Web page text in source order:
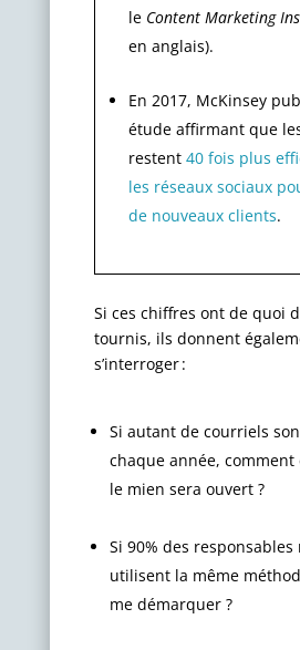
le Content Marketing
en anglais).
En 2017, McKinsey
étude affirmant que
restent 40 fois plus
les réseaux sociaux
de nouveaux clients.
Si ces chiffres ont de quoi
tournis, ils donnent
s’interroger :
Si autant de courriels
chaque année,
le mien sera ouvert ?
Si 90% des
utilisent la même
me démarquer ?